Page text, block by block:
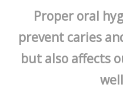
Proper oral
prevent caries
but also affects